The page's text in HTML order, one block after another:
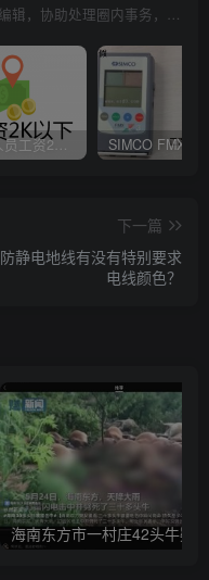
ESD圈-静电防护门户网编辑，协助处理圈内事务，宗旨：收集整理免费分享，欢迎各位业界朋友对每篇文章进行点评，以便大家共同学习在线讨论！
ESD技术人员工资2K以下，你相信吗？
下一篇
防静电地线有没有特别要求
电线颜色？